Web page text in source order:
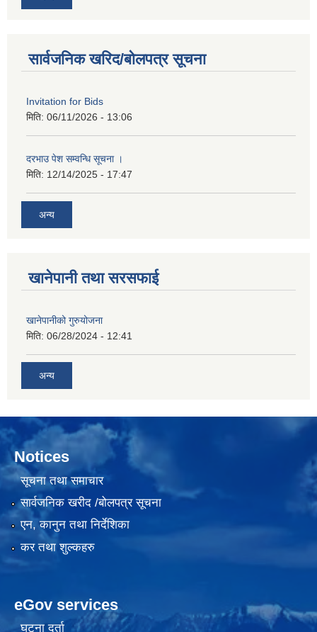
सार्वजनिक खरिद/बोलपत्र सूचना
Invitation for Bids
मिति: 06/11/2026 - 13:06
दरभाउ पेश सम्वन्धि सूचना ।
मिति: 12/14/2025 - 17:47
अन्य
खानेपानी तथा सरसफाई
खानेपानीको गुरुयोजना
मिति: 06/28/2024 - 12:41
अन्य
Notices
सूचना तथा समाचार
सार्वजनिक खरीद /बोलपत्र सूचना
एन, कानुन तथा निर्देशिका
कर तथा शुल्कहरु
eGov services
घटना दर्ता